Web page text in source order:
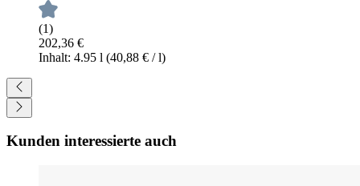
(1)
202,36 €
Inhalt: 4.95 l (40,88 € / l)
Kunden interessierte auch